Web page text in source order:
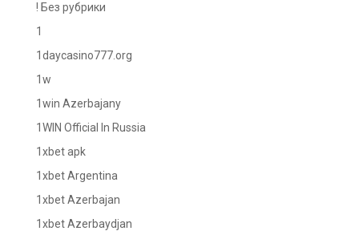
! Без рубрики
1
1daycasino777.org
1w
1win Azerbajany
1WIN Official In Russia
1xbet apk
1xbet Argentina
1xbet Azerbajan
1xbet Azerbaydjan